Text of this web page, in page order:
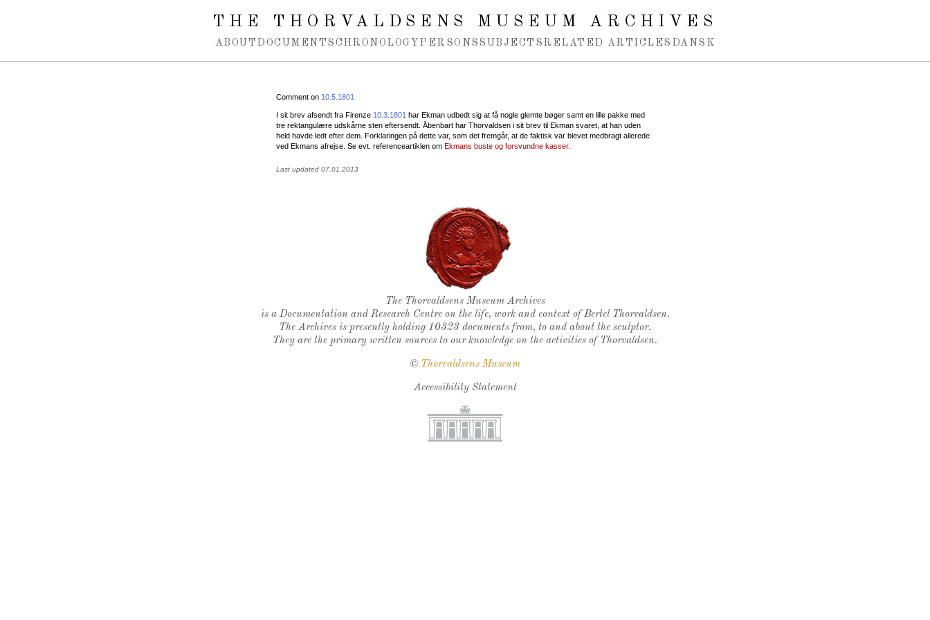
THE THORVALDSENS MUSEUM ARCHIVES
ABOUT DOCUMENTS CHRONOLOGY PERSONS SUBJECTS RELATED ARTICLES DANSK
Comment on 10.5.1801
I sit brev afsendt fra Firenze 10.3.1801 har Ekman udbedt sig at få nogle glemte bøger samt en lille pakke med
tre rektangulære udskårne sten eftersendt. Åbenbart har Thorvaldsen i sit brev til Ekman svaret, at han uden
held havde ledt efter dem. Forklaringen på dette var, som det fremgår, at de faktisk var blevet medbragt allerede
ved Ekmans afrejse. Se evt. referenceartiklen om Ekmans buste og forsvundne kasser.
Last updated 07.01.2013
Thorvaldsen's seal
The Thorvaldsens Museum Archives
is a Documentation and Research Centre on the life, work and context of Bertel Thorvaldsen.
The Archives is presently holding 10323 documents from, to and about the sculptor.
They are the primary written sources to our knowledge on the activities of Thorvaldsen.
© Thorvaldsens Museum
Accessibility Statement